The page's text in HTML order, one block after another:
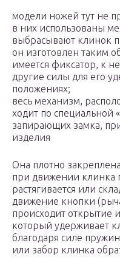
модели ножей тут не
в них использованы
выбрасывают клинок
он изготовлен таким
имеется фиксатор, к
другие силы для его
положениях;
весь механизм,
ходит по специальной
запирающих замка,
изделия
Она плотно
при движении
растягивается или
движение кнопки
происходит открытие
который удерживает
благодаря силе
или забор клинка